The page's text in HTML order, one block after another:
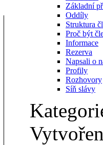
Základní
Oddíly
Struktura
Proč být
Informace
Rezerva
Napsali o
Profily
Rozhovory
Síň slávy